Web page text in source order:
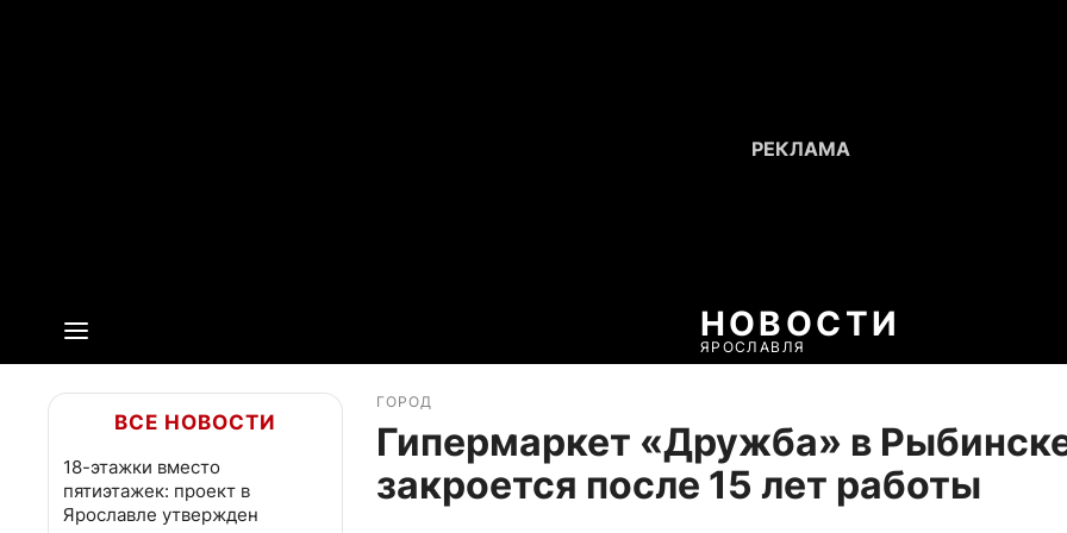
НОВОСТИ
ЯРОСЛАВЛЯ
ВСЕ НОВОСТИ
18-этажки вместо
пятиэтажек: проект в
Ярославле утвержден
ГОРОД
Гипермаркет «Дружба» в
закроется после 15 лет работы